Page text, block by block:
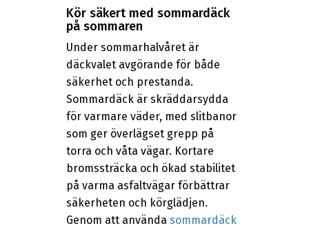
Kör säkert med sommardäck
på sommaren
Under sommarhalvåret är
däckvalet avgörande för både
säkerhet och prestanda.
Sommardäck är skräddarsydda
för varmare väder, med slitbanor
som ger överlägset grepp på
torra och våta vägar. Kortare
bromssträcka och ökad stabilitet
på varma asfaltvägar förbättrar
säkerheten och körglädjen.
Genom att använda sommardäck